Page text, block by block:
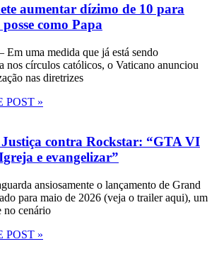
aumentar dízimo de 10 para
como Papa
Em uma medida que já está sendo
nos círculos católicos, o Vaticano anunciou
nas diretrizes
POST »
contra Rockstar: “GTA VI
e evangelizar”
ansiosamente o lançamento de Grand
para maio de 2026 (veja o trailer aqui), um
no cenário
POST »